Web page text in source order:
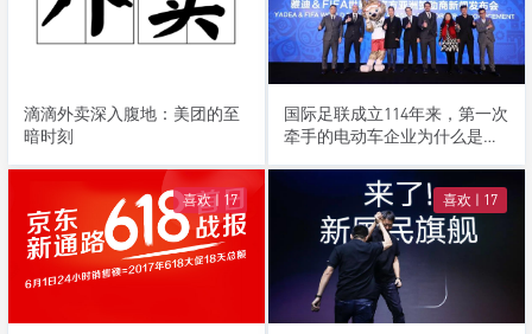
滴滴外卖深入腹地：美团的至
暗时刻
国际足联成立114年来，第一次
牵手的电动车企业为什么是雅
喜欢 | 17 喜欢 | 17